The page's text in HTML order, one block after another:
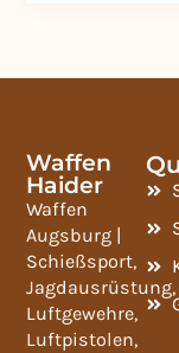
Waffen
Haider
Waffen
Augsburg |
Schießsport,
Jagdausrüstung,
Luftgewehre,
Luftpistolen,